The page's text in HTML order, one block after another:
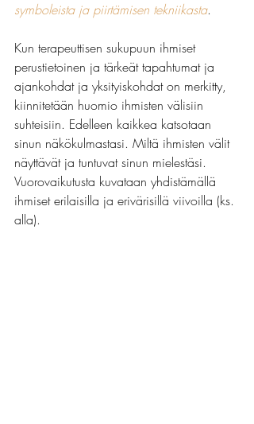
symboleista ja piirtämisen tekniikasta.
Kun terapeuttisen sukupuun ihmiset
perustietoinen ja tärkeät tapahtumat ja
ajankohdat ja yksityiskohdat on merkitty,
kiinnitetään huomio ihmisten välisiin
suhteisiin. Edelleen kaikkea katsotaan
sinun näkökulmastasi. Miltä ihmisten välit
näyttävät ja tuntuvat sinun mielestäsi.
Vuorovaikutusta kuvataan yhdistämällä
ihmiset erilaisilla ja erivärisillä viivoilla (ks.
alla).